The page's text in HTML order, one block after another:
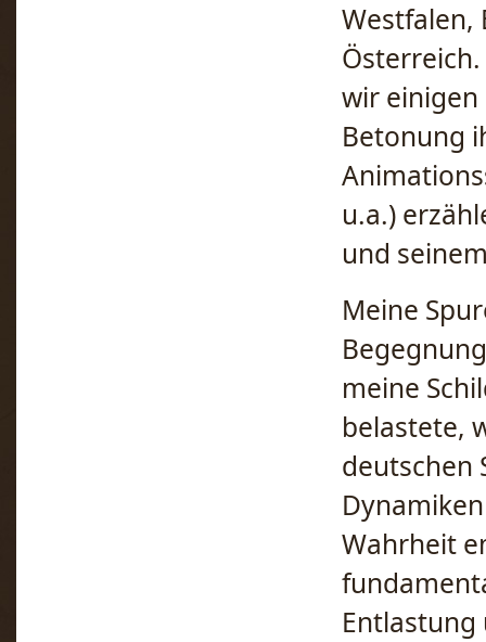
Westfalen,
wir einigen
Betonung
u.a.)
und
Meine
meine
belastete,
deutschen
Wahrheit